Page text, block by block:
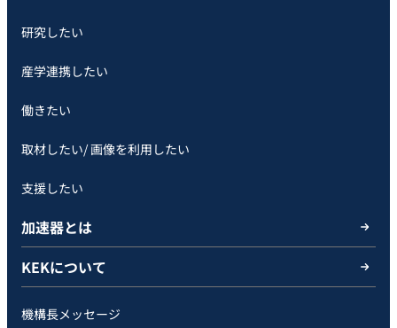
研究したい
産学連携したい
働きたい
取材したい/ 画像を利用したい
支援したい
加速器とは
KEKについて
機構長メッセージ